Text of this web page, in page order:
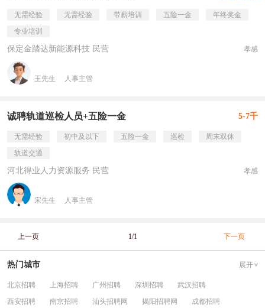
无需经验 无需经验 带薪培训 五险一金
年终奖金
专业培训
保定金踏达新能源科技 民营 孝感
王先生 人事主管
诚聘轨道巡检人员+五险一金 5-7千
无需经验 初中及以下 五险一金 巡检
周末双休
轨道交通
河北得业人力资源服务 民营 孝感
宋先生 人事主管
上一页 1/1 下一页
热门城市 展开
北京招聘 上海招聘 广州招聘 深圳招聘
武汉招聘
西安招聘
南京招聘 汕头招聘网 揭阳招聘网 成都招聘